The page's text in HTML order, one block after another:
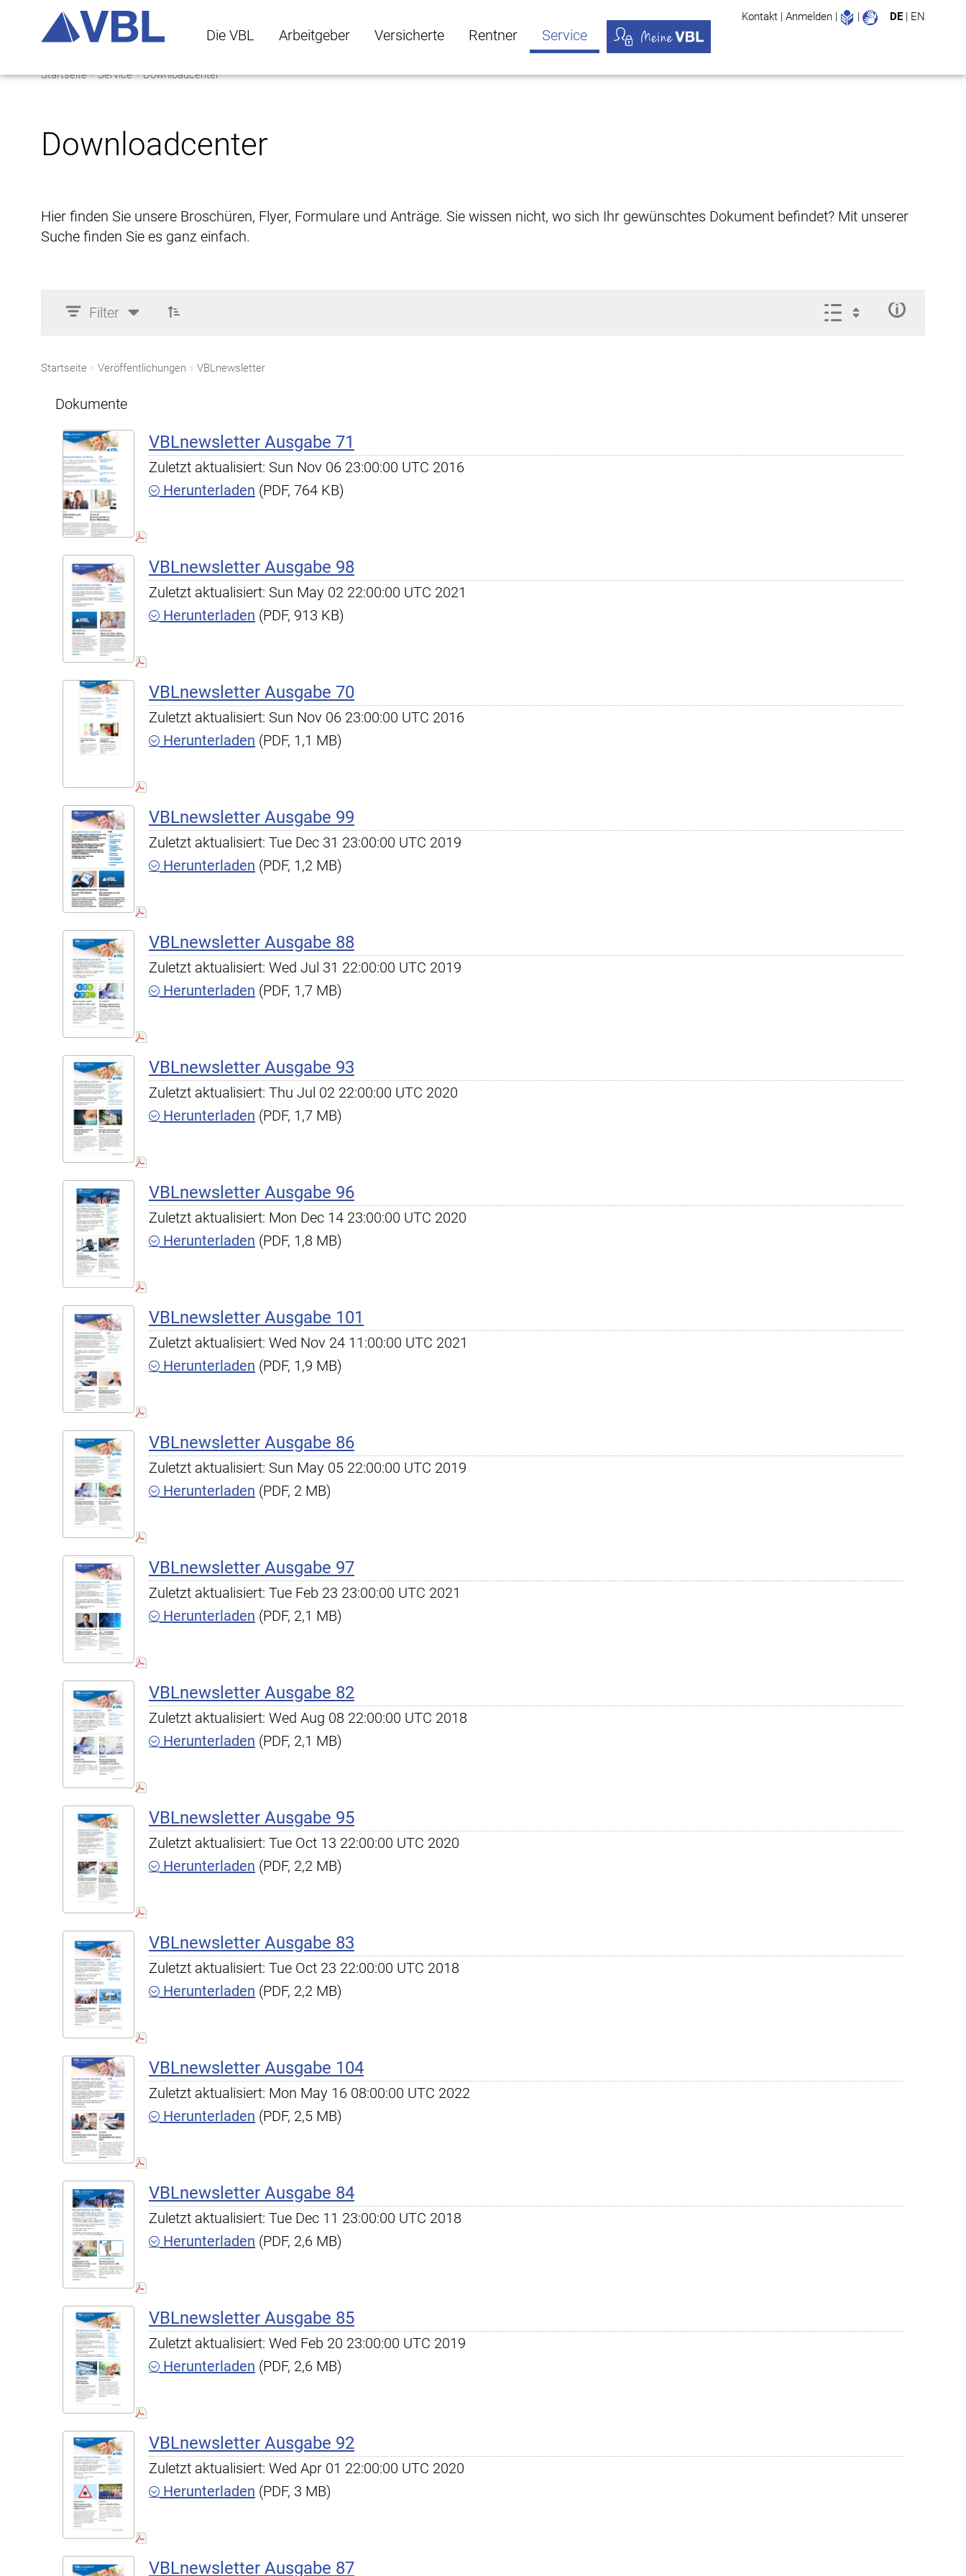
Die VBL Arbeitgeber Versicherte Rentner Service
Kontakt | Anmelden | Leichte Sprache
| DE | EN
Startseite Service Downloadcenter
Downloadcenter
Hier finden Sie unsere Broschüren, Flyer, Formulare und Anträge. Sie wissen nicht, wo sich Ihr gewünschtes Dokument befindet? Mit unserer
Suche finden Sie es ganz einfach.
Filter
Startseite Veröffentlichungen VBLnewsletter
Dokumente
VBLnewsletter Ausgabe 71
Zuletzt aktualisiert: Sun Nov 06 23:00:00 UTC 2016
Herunterladen (PDF, 764 KB)
VBLnewsletter Ausgabe 98
Zuletzt aktualisiert: Sun May 02 22:00:00 UTC 2021
Herunterladen (PDF, 913 KB)
VBLnewsletter Ausgabe 70
Zuletzt aktualisiert: Sun Nov 06 23:00:00 UTC 2016
Herunterladen (PDF, 1,1 MB)
VBLnewsletter Ausgabe 99
Zuletzt aktualisiert: Tue Dec 31 23:00:00 UTC 2019
Herunterladen (PDF, 1,2 MB)
VBLnewsletter Ausgabe 88
Zuletzt aktualisiert: Wed Jul 31 22:00:00 UTC 2019
Herunterladen (PDF, 1,7 MB)
VBLnewsletter Ausgabe 93
Zuletzt aktualisiert: Thu Jul 02 22:00:00 UTC 2020
Herunterladen (PDF, 1,7 MB)
VBLnewsletter Ausgabe 96
Zuletzt aktualisiert: Mon Dec 14 23:00:00 UTC 2020
Herunterladen (PDF, 1,8 MB)
VBLnewsletter Ausgabe 101
Zuletzt aktualisiert: Wed Nov 24 11:00:00 UTC 2021
Herunterladen (PDF, 1,9 MB)
VBLnewsletter Ausgabe 86
Zuletzt aktualisiert: Sun May 05 22:00:00 UTC 2019
Herunterladen (PDF, 2 MB)
VBLnewsletter Ausgabe 97
Zuletzt aktualisiert: Tue Feb 23 23:00:00 UTC 2021
Herunterladen (PDF, 2,1 MB)
VBLnewsletter Ausgabe 82
Zuletzt aktualisiert: Wed Aug 08 22:00:00 UTC 2018
Herunterladen (PDF, 2,1 MB)
VBLnewsletter Ausgabe 95
Zuletzt aktualisiert: Tue Oct 13 22:00:00 UTC 2020
Herunterladen (PDF, 2,2 MB)
VBLnewsletter Ausgabe 83
Zuletzt aktualisiert: Tue Oct 23 22:00:00 UTC 2018
Herunterladen (PDF, 2,2 MB)
VBLnewsletter Ausgabe 104
Zuletzt aktualisiert: Mon May 16 08:00:00 UTC 2022
Herunterladen (PDF, 2,5 MB)
VBLnewsletter Ausgabe 84
Zuletzt aktualisiert: Tue Dec 11 23:00:00 UTC 2018
Herunterladen (PDF, 2,6 MB)
VBLnewsletter Ausgabe 85
Zuletzt aktualisiert: Wed Feb 20 23:00:00 UTC 2019
Herunterladen (PDF, 2,6 MB)
VBLnewsletter Ausgabe 92
Zuletzt aktualisiert: Wed Apr 01 22:00:00 UTC 2020
Herunterladen (PDF, 3 MB)
VBLnewsletter Ausgabe 87